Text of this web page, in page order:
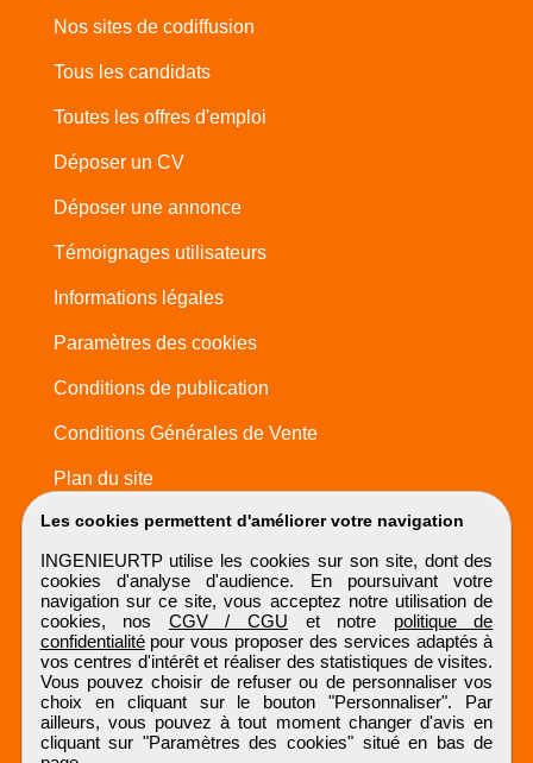
Les cookies permettent d'améliorer votre navigation
INGENIEURTP utilise les cookies sur son site, dont des
cookies d'analyse d'audience. En poursuivant votre
navigation sur ce site, vous acceptez notre utilisation de
cookies, nos CGV / CGU et notre politique de
confidentialitépour vous proposer des services adaptés à
vos centres d'intérêt et réaliser des statistiques de visites.
Vous pouvez choisir de refuser ou de personnaliser vos
choix en cliquant sur le bouton "Personnaliser". Par
ailleurs, vous pouvez à tout moment changer d'avis en
cliquant sur "Paramètres des cookies" situé en bas de
Nos sites de codiffusion
Tous les candidats
Toutes les offres d'emploi
Déposer un CV
Déposer une annonce
Témoignages utilisateurs
Informations légales
Paramètres des cookies
Conditions de publication
Conditions Générales de Vente
Plan du site